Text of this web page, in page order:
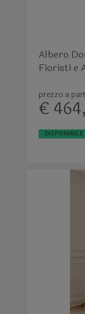
Albero
Fioristi e
prezzo a
€